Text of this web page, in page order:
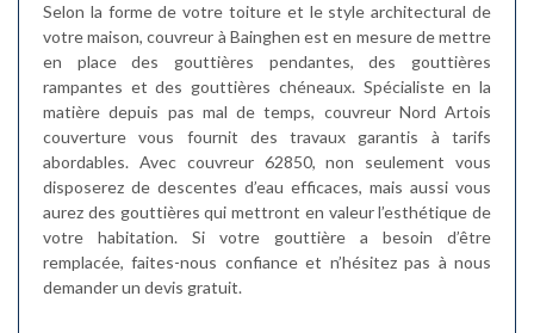
Selon la forme de votre toiture et le style architectural de
votre maison, couvreur à Bainghen est en mesure de mettre
en place des gouttières pendantes, des gouttières
rampantes et des gouttières chéneaux. Spécialiste en la
matière depuis pas mal de temps, couvreur Nord Artois
couverture vous fournit des travaux garantis à tarifs
abordables. Avec couvreur 62850, non seulement vous
disposerez de descentes d’eau efficaces, mais aussi vous
aurez des gouttières qui mettront en valeur l’esthétique de
votre habitation. Si votre gouttière a besoin d’être
remplacée, faites-nous confiance et n’hésitez pas à nous
demander un devis gratuit.